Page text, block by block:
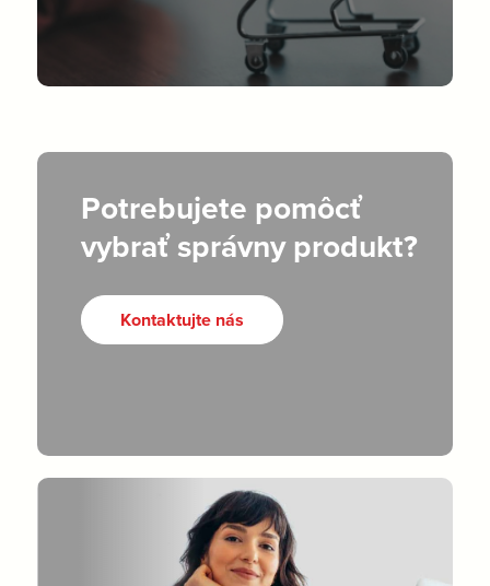
Potrebujete pomôcť
vybrať správny produkt?
Kontaktujte nás